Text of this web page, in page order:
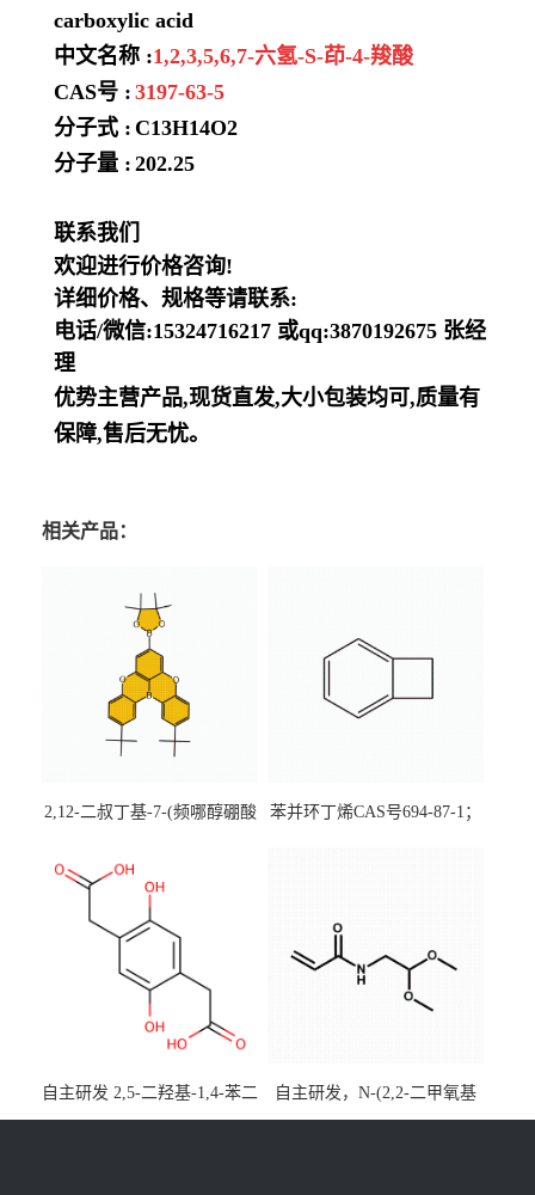
carboxylic acid
中文名称 :1,2,3,5,6,7-六氢-S-茚-4-羧酸
CAS号 : 3197-63-5
分子式 : C13H14O2
分子量 : 202.25
联系我们
欢迎进行价格咨询!
详细价格、规格等请联系:
电话/微信:15324716217 或qq:3870192675 张经
理
优势主营产品,现货直发,大小包装均可,质量有
保障,售后无忧。
相关产品：
2,12-二叔丁基-7-(频哪醇硼酸
[3,2,1-de]蒽CAS号2648896-
装，实验室现货直发
苯并环丁烯CAS号694-87-1；
自主研发 2,5-二羟基-1,4-苯二
乙酸CAS号5488-16-4；公斤
自主研发，N-(2,2-二甲氧基
乙基)丙烯酰胺CAS号49707-